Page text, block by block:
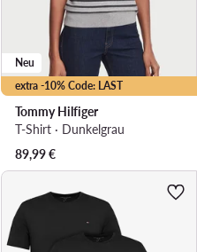
extra -10% Code: LAST
Neu
Tommy Hilfiger
T-Shirt · Dunkelgrau
89,99€